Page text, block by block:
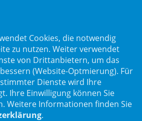
Cookies, die notwendig
zu nutzen. Weiter verwendet
von Drittanbietern, um das
(Website-Optmierung). Für
Dienste wird Ihre
Ihre Einwilligung können Sie
Weitere Informationen finden Sie
.